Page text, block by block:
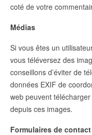
coté de votre
Médias
Si vous êtes un
vous téléversez des
conseillons d’éviter de
données EXIF de
web peuvent
depuis ces images.
Formulaires de